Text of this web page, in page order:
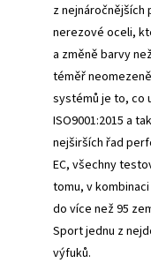
z nejnáročnějších
nerezové oceli,
a změně barvy
téměř
systémů je to, co
ISO9001:2015 a
nejširších řad
EC, všechny
tomu, v
do více než 95
Sport jednu z
výfuků.